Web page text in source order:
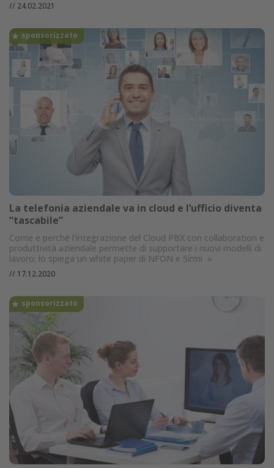
// 24.02.2021
La telefonia aziendale va in cloud e l’ufficio diventa
“tascabile”
Come e perché l’integrazione del Cloud PBX con collaboration e
produttività aziendale permette di supportare i nuovi modelli di
lavoro: lo spiega un white paper di NFON e Sirmi »
// 17.12.2020